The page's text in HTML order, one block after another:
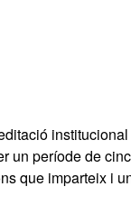
institucional
un període de cinc
que imparteix i